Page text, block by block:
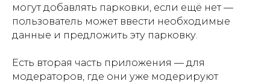
могут добавлять парковки, если ещё нет —
пользователь может ввести необходимые
данные и предложить эту парковку.
Есть вторая часть приложения — для
модераторов, где они уже модерируют